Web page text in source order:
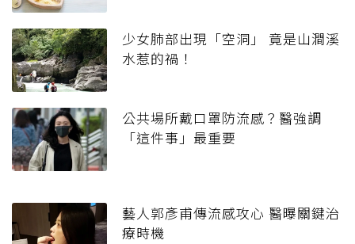
少女肺部出現「空洞」 竟是山澗溪
水惹的禍！
公共場所戴口罩防流感？醫強調
「這件事」最重要
藝人郭彥甫傳流感攻心 醫曝關鍵治
療時機